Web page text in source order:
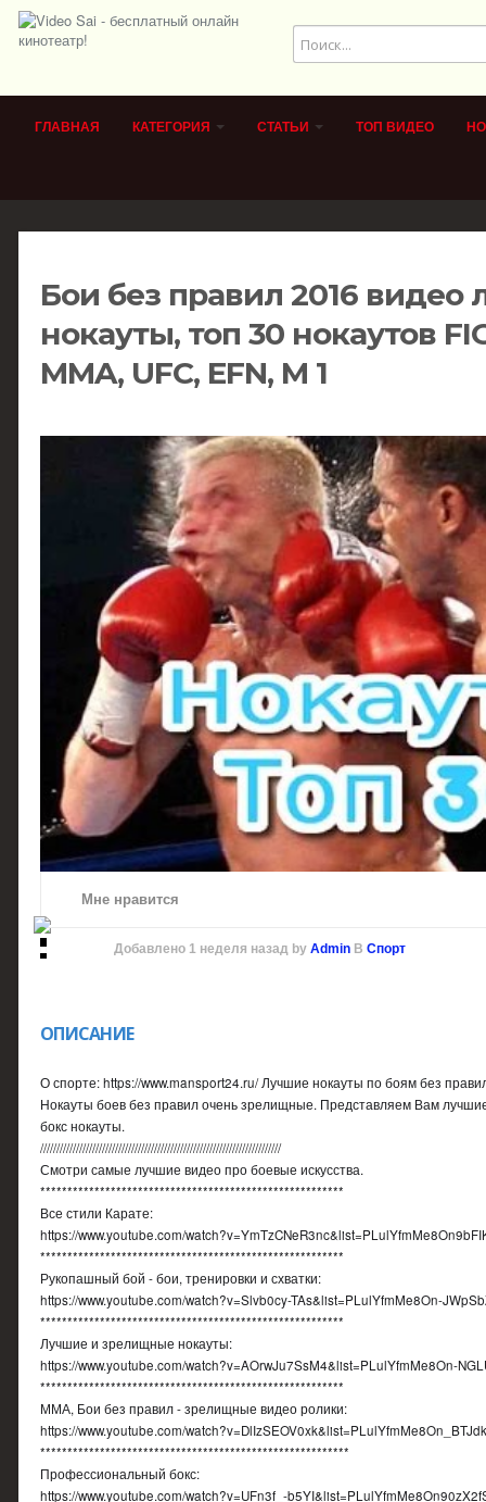
ГЛАВНАЯ КАТЕГОРИЯ СТАТЬИ ТОП ВИДЕО
Бои без правил 2016 видео
нокауты, топ 30 нокаутов
MMA, UFC, EFN, M 1
Мне нравится
Добавлено 1 неделя назад byAdmin ВСпорт
ОПИСАНИЕ
О спорте: https://www.mansport24.ru/ Лучшие нокауты по боям без
Нокауты боев без правил очень зрелищные. Представляем Вам
бокс нокауты.
//////////////////////////////////////////////////////////////////////////
Смотри самые лучшие видео про боевые искусства.
********************************************************
Все стили Карате:
https://www.youtube.com/
********************************************************
Рукопашный бой - бои, тренировки и схватки:
https://www.youtube.com/watch?v=Slvb0cy-TAs&list=PLulYfmMe8On-
********************************************************
Лучшие и зрелищные нокауты:
https://www.youtube.com/watch?v=AOrwJu7SsM4&list=PLulYfmMe8On-
********************************************************
ММА, Бои без правил - зрелищные видео ролики:
https://www.youtube.com/
*********************************************************
Профессиональный бокс:
https://www.youtube.com/watch?v=UFn3f_-